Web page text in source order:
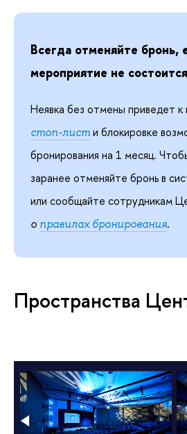
Всегда отменяйте бронь,
мероприятие не
Неявка без отмены приведет к
стоп-листи блокировке
бронирования на 1 месяц.
заранее отменяйте бронь в
или сообщайте сотрудникам
о правилах бронирования.
Пространства